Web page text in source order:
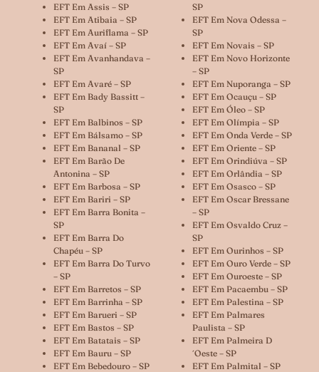
EFT Em Assis – SP
EFT Em Atibaia – SP
EFT Em Auriflama – SP
EFT Em Avaí – SP
EFT Em Avanhandava –
SP
EFT Em Avaré – SP
EFT Em Bady Bassitt –
SP
EFT Em Balbinos – SP
EFT Em Bálsamo – SP
EFT Em Bananal – SP
EFT Em Barão De
Antonina – SP
EFT Em Barbosa – SP
EFT Em Bariri – SP
EFT Em Barra Bonita –
SP
EFT Em Barra Do
Chapéu – SP
EFT Em Barra Do Turvo
– SP
EFT Em Barretos – SP
EFT Em Barrinha – SP
EFT Em Barueri – SP
EFT Em Bastos – SP
EFT Em Batatais – SP
EFT Em Bauru – SP
EFT Em Bebedouro – SP
SP
EFT Em Nova Odessa –
SP
EFT Em Novais – SP
EFT Em Novo Horizonte
– SP
EFT Em Nuporanga – SP
EFT Em Ocauçu – SP
EFT Em Óleo – SP
EFT Em Olímpia – SP
EFT Em Onda Verde – SP
EFT Em Oriente – SP
EFT Em Orindiúva – SP
EFT Em Orlândia – SP
EFT Em Osasco – SP
EFT Em Oscar Bressane
– SP
EFT Em Osvaldo Cruz –
SP
EFT Em Ourinhos – SP
EFT Em Ouro Verde – SP
EFT Em Ouroeste – SP
EFT Em Pacaembu – SP
EFT Em Palestina – SP
EFT Em Palmares
Paulista – SP
EFT Em Palmeira D
´oeste – SP
EFT Em Palmital – SP